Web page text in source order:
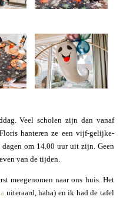
Veel scholen zijn dan vanaf
hanteren ze een vijf-gelijke-
om 14.00 uur uit zijn. Geen
van de tijden.
meegenomen naar ons huis. Het
uiteraard, haha) en ik had de tafel